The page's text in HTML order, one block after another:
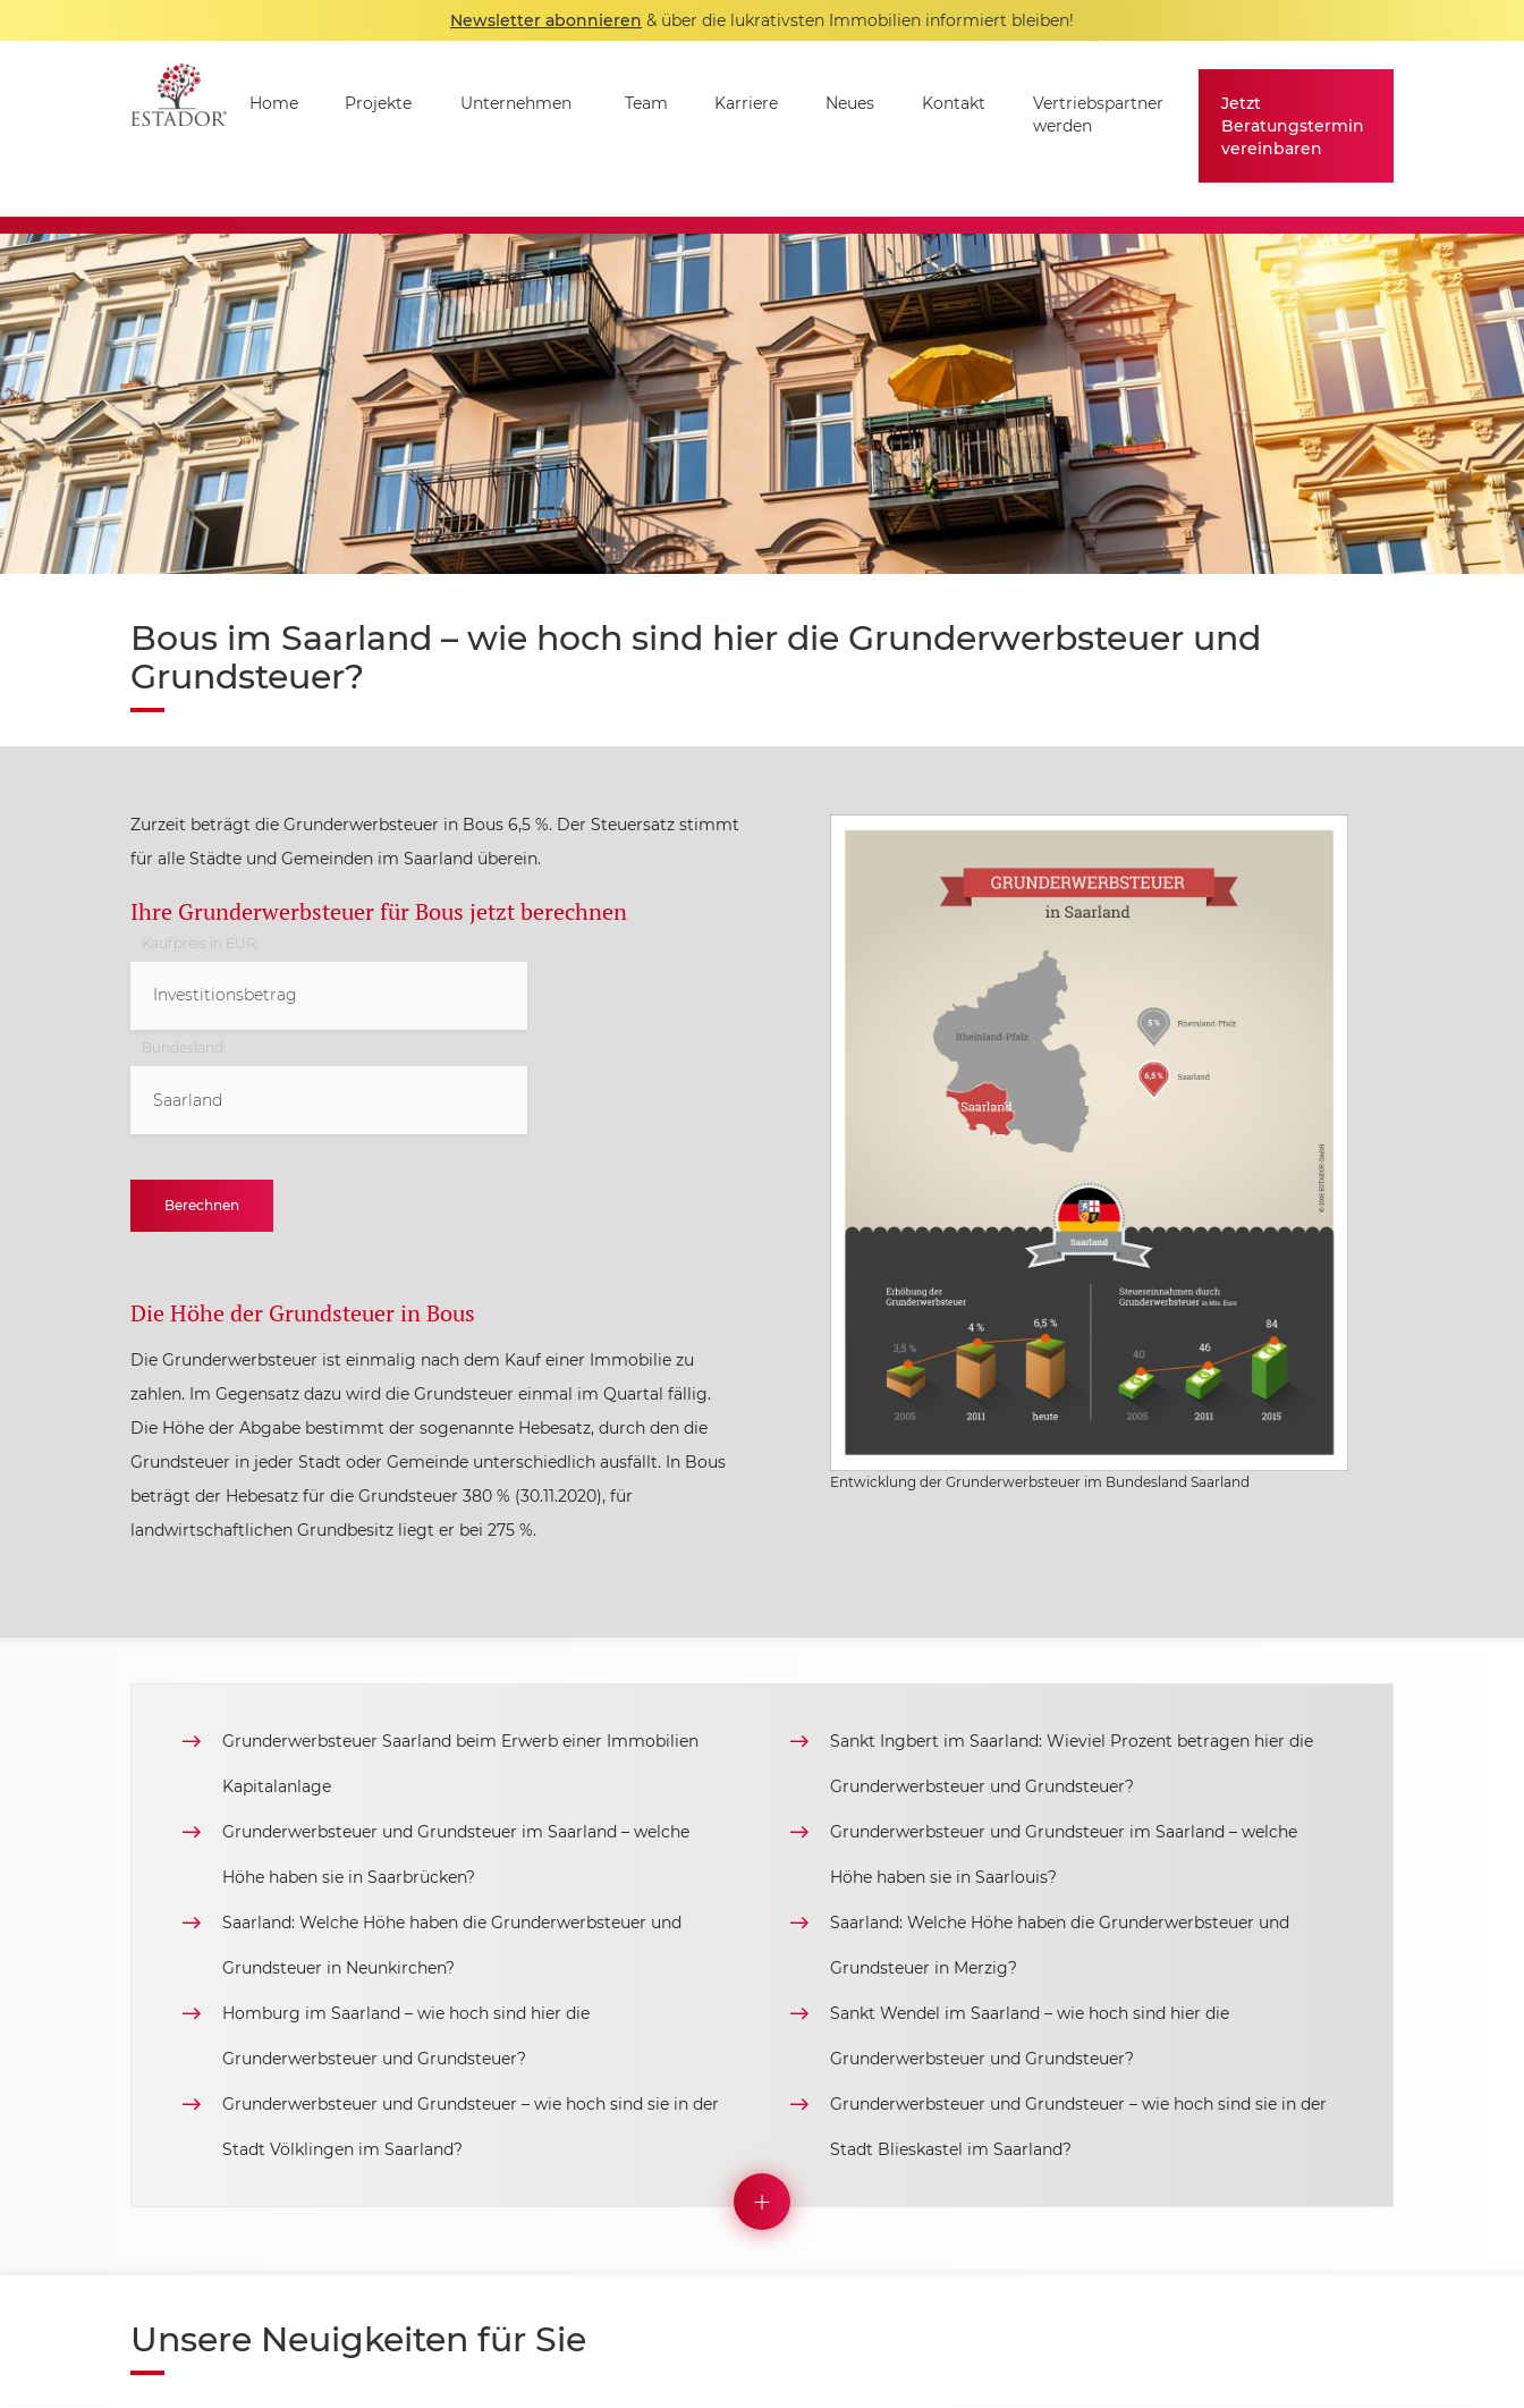
Newsletter abonnieren & über die lukrativsten Immobilien informiert bleiben!
Home Projekte Unternehmen Team Karriere Neues Kontakt
Vertriebspartner
werden
Jetzt
Beratungstermin
vereinbaren
Bous im Saarland – wie hoch sind hier die Grunderwerbsteuer und
Grundsteuer?
Zurzeit beträgt die Grunderwerbsteuer in Bous 6,5 %. Der Steuersatz stimmt
für alle Städte und Gemeinden im Saarland überein.
Ihre Grunderwerbsteuer für Bous jetzt berechnen
Kaufpreis in EUR:
Bundesland:
Saarland
Bayern
Berlin
Nordrhein-Westfalen
Saarland
Sachsen-Anhalt
Berechnen
Die Höhe der Grundsteuer in Bous
Die Grunderwerbsteuer ist einmalig nach dem Kauf einer Immobilie zu
zahlen. Im Gegensatz dazu wird die Grundsteuer einmal im Quartal fällig.
Die Höhe der Abgabe bestimmt der sogenannte Hebesatz, durch den die
Grundsteuer in jeder Stadt oder Gemeinde unterschiedlich ausfällt. In Bous
beträgt der Hebesatz für die Grundsteuer 380 % (30.11.2020), für
landwirtschaftlichen Grundbesitz liegt er bei 275 %.
Entwicklung der Grunderwerbsteuer im Bundesland Saarland
Grunderwerbsteuer Saarland beim Erwerb einer Immobilien
Kapitalanlage
Grunderwerbsteuer und Grundsteuer im Saarland – welche
Höhe haben sie in Saarbrücken?
Saarland: Welche Höhe haben die Grunderwerbsteuer und
Grundsteuer in Neunkirchen?
Homburg im Saarland – wie hoch sind hier die
Grunderwerbsteuer und Grundsteuer?
Grunderwerbsteuer und Grundsteuer – wie hoch sind sie in der
Stadt Völklingen im Saarland?
Sankt Ingbert im Saarland: Wieviel Prozent betragen hier die
Grunderwerbsteuer und Grundsteuer?
Grunderwerbsteuer und Grundsteuer im Saarland – welche
Höhe haben sie in Saarlouis?
Saarland: Welche Höhe haben die Grunderwerbsteuer und
Grundsteuer in Merzig?
Sankt Wendel im Saarland – wie hoch sind hier die
Grunderwerbsteuer und Grundsteuer?
Grunderwerbsteuer und Grundsteuer – wie hoch sind sie in der
Stadt Blieskastel im Saarland?
Unsere Neuigkeiten für Sie